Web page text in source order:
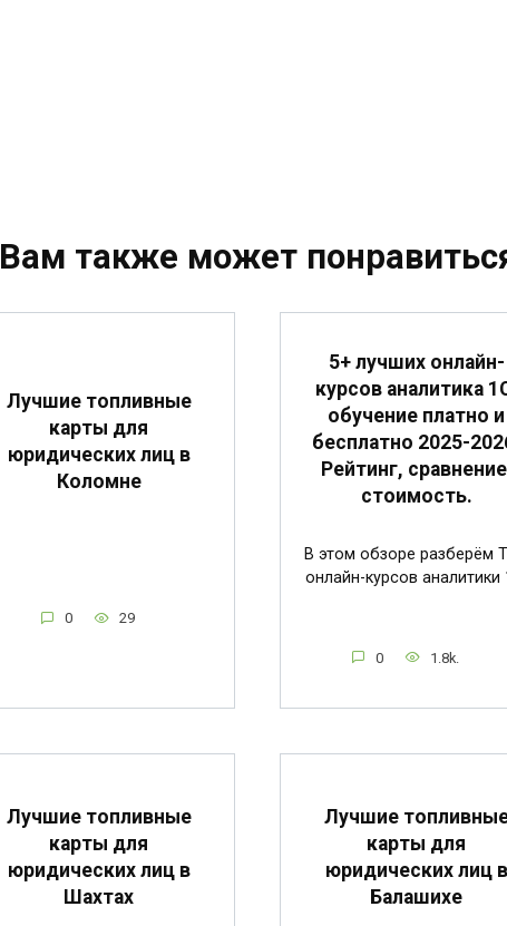
Вам также может
Лучшие топливные
карты для
юридических лиц в
Коломне
0 29
5+ лучших онлайн-
курсов аналитика
обучение платно и
бесплатно 2025-
Рейтинг,
стоимость.
В этом обзоре разберём
онлайн-курсов аналитики
0 1.8k.
Лучшие топливные
карты для
юридических лиц в
Шахтах
Лучшие
карты для
юридических лиц в
Балашихе